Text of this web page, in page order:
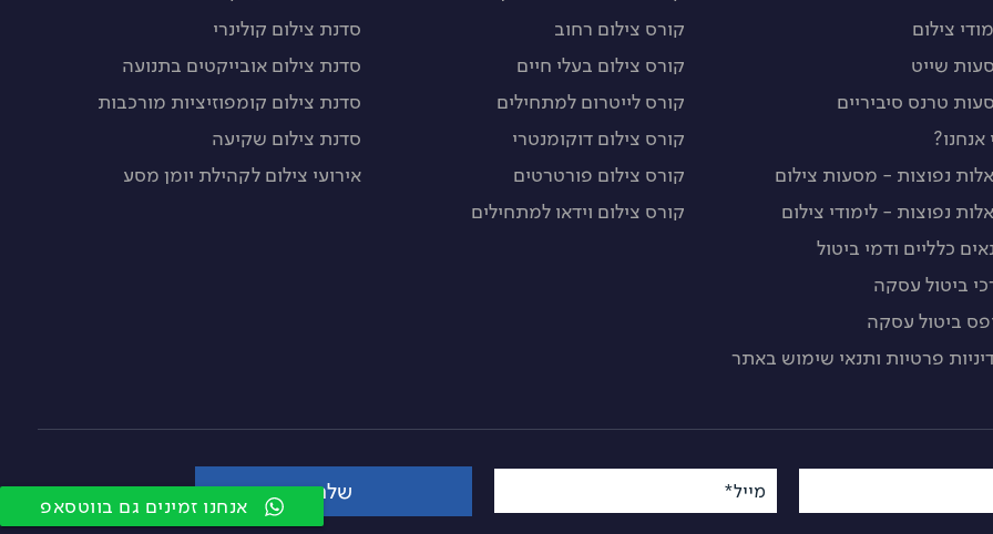
צילום
שייט
טרנס סיביריים
אנחנו?
נפוצות - מסעות צילום
נפוצות - לימודי צילום
כלליים ודמי ביטול
ביטול עסקה
ביטול עסקה
פרטיות ותנאי שימוש באתר
קורס צילום רחוב
קורס צילום בעלי חיים
קורס לייטרום למתחילים
קורס צילום דוקומנטרי
קורס צילום פורטרטים
קורס צילום וידאו למתחילים
סדנת צילום קולינרי
סדנת צילום אובייקטים בתנועה
סדנת צילום קומפוזיציות מורכבות
סדנת צילום שקיעה
אירועי צילום לקהילת יומן מסע
מייל* שלח
אנחנו זמינים גם בווטסאפ